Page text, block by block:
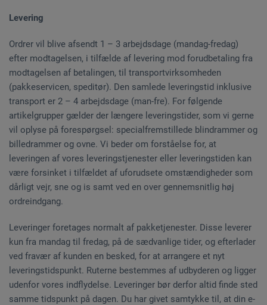
Levering
Ordrer vil blive afsendt 1 – 3 arbejdsdage (mandag-fredag)
efter modtagelsen, i tilfælde af levering mod forudbetaling fra
modtagelsen af betalingen, til transportvirksomheden
(pakkeservicen, speditør). Den samlede leveringstid inklusive
transport er 2 – 4 arbejdsdage (man-fre). For følgende
artikelgrupper gælder der længere leveringstider, som vi gerne
vil oplyse på forespørgsel: specialfremstillede blindrammer og
billedrammer og ovne. Vi beder om forståelse for, at
leveringen af vores leveringstjenester eller leveringstiden kan
være forsinket i tilfældet af uforudsete omstændigheder som
dårligt vejr, sne og is samt ved en over gennemsnitlig høj
ordreindgang.
Leveringer foretages normalt af pakketjenester. Disse leverer
kun fra mandag til fredag, på de sædvanlige tider, og efterlader
ved fravær af kunden en besked, for at arrangere et nyt
leveringstidspunkt. Ruterne bestemmes af udbyderen og ligger
udenfor vores indflydelse. Leveringer bør derfor altid finde sted
samme tidspunkt på dagen. Du har givet samtykke til, at din e-